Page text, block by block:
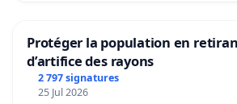
Protéger la population en
d’artifice des rayons
2 797 signatures
25 Jul 2026